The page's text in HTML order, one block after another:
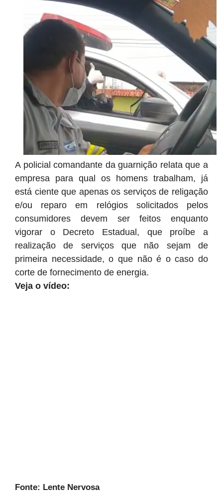
A policial comandante da guarnição relata que a
empresa para qual os homens trabalham, já
está ciente que apenas os serviços de religação
e/ou reparo em relógios solicitados pelos
consumidores devem ser feitos enquanto
vigorar o Decreto Estadual, que proíbe a
realização de serviços que não sejam de
primeira necessidade, o que não é o caso do
corte de fornecimento de energia.
Veja o vídeo:
Fonte: Lente Nervosa